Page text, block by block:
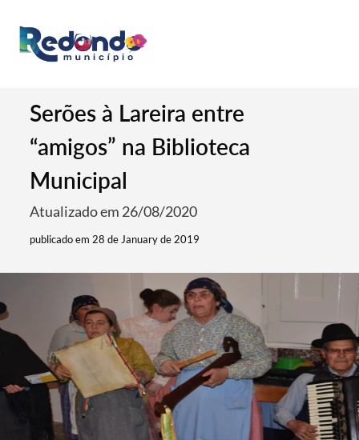
Serões à Lareira entre
“amigos” na Biblioteca
Municipal
Atualizado em 26/08/2020
publicado em 28 de January de 2019